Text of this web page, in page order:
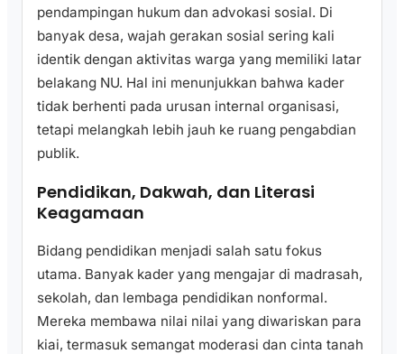
pendampingan hukum dan advokasi sosial. Di
banyak desa, wajah gerakan sosial sering kali
identik dengan aktivitas warga yang memiliki latar
belakang NU. Hal ini menunjukkan bahwa kader
tidak berhenti pada urusan internal organisasi,
tetapi melangkah lebih jauh ke ruang pengabdian
publik.
Pendidikan, Dakwah, dan Literasi
Keagamaan
Bidang pendidikan menjadi salah satu fokus
utama. Banyak kader yang mengajar di madrasah,
sekolah, dan lembaga pendidikan nonformal.
Mereka membawa nilai nilai yang diwariskan para
kiai, termasuk semangat moderasi dan cinta tanah